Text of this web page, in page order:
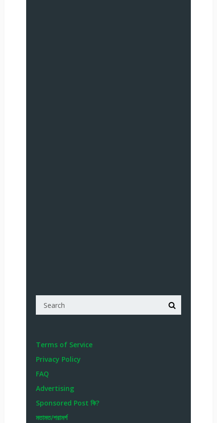
Terms of Service
Privacy Policy
FAQ
Advertising
Sponsored Post কি?
মতামত/পরামর্শ